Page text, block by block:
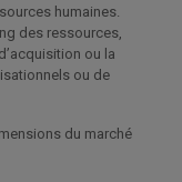
humaines.
des ressources,
ou la
ou de
du marché